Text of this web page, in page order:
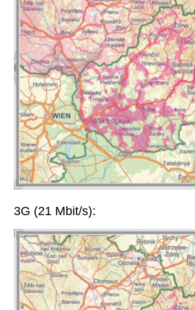
3G (21 Mbit/s):